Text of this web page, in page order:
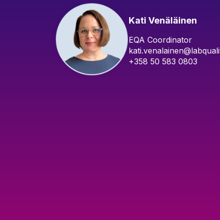
Kati Venäläinen
EQA Coordinator
+358 50 583 0803